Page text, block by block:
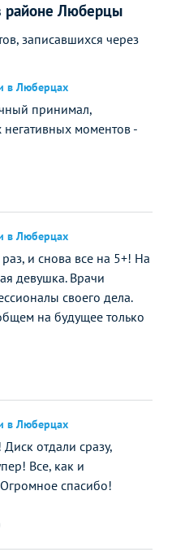
районе Люберцы
записавшихся через
в Люберцах
принимал,
моментов -
в Люберцах
и снова все на 5+! На
девушка. Врачи
своего дела.
на будущее только
в Люберцах
отдали сразу,
Все, как и
спасибо!